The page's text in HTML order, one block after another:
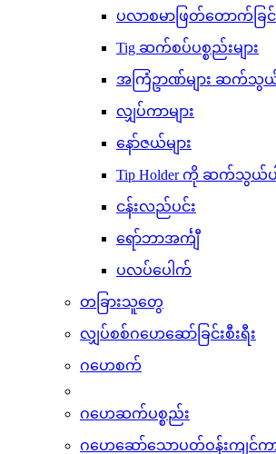
ပလာစမာဖြတ်တောက်ခြ
Tig ဆက်စပ်ပစ္စည်းများ
အကြံဥာဏ်များ ဆက်သွယ်
လျှပ်ကာများ
နော်ဇယ်များ
Tip Holder ကို ဆက်သွယ်ပ
ငန်းလည်ပင်း
ရော်ဘာအင်္ကျီ
ပလပ်ပေါက်
တခြားသူတွေ
လျှပ်စစ်ဂဟေဆော်ခြင်းစီးရီး
ဂဟေစက်
ဂဟေဆက်ပစ္စည်း
ဂဟေဆော်သောပတ်ဝန်းကျင်က